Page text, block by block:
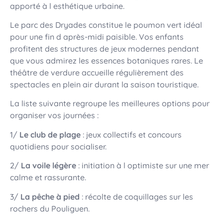
apporté à l esthétique urbaine.
Le parc des Dryades constitue le poumon vert idéal
pour une fin d après-midi paisible. Vos enfants
profitent des structures de jeux modernes pendant
que vous admirez les essences botaniques rares. Le
théâtre de verdure accueille régulièrement des
spectacles en plein air durant la saison touristique.
La liste suivante regroupe les meilleures options pour
organiser vos journées :
1/ Le club de plage : jeux collectifs et concours
quotidiens pour socialiser.
2/ La voile légère : initiation à l optimiste sur une mer
calme et rassurante.
3/ La pêche à pied : récolte de coquillages sur les
rochers du Pouliguen.